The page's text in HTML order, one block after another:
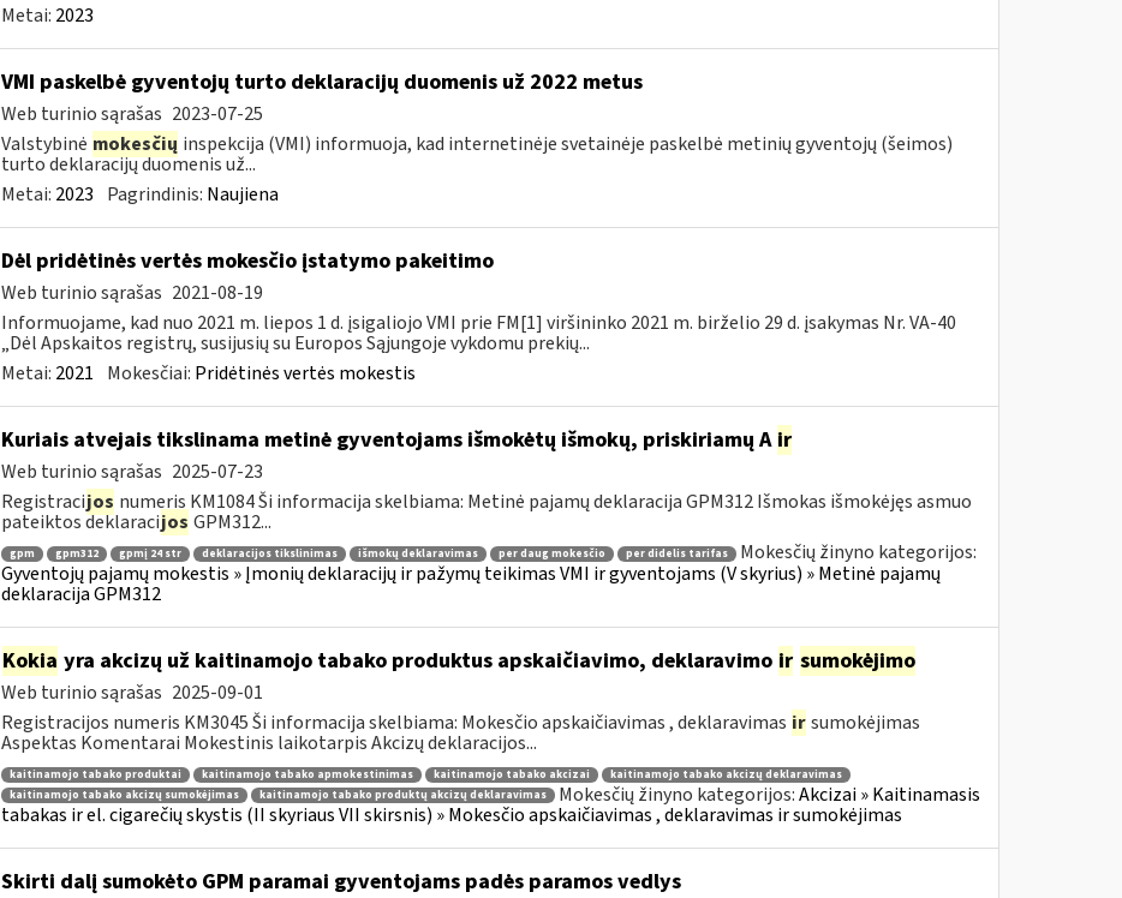
Metai: 2023
VMI paskelbė gyventojų turto deklaracijų duomenis už 2022 metus
Web turinio sąrašas 2023-07-25
Valstybinė mokesčių inspekcija (VMI) informuoja, kad internetinėje svetainėje paskelbė metinių gyventojų (šeimos)
turto deklaracijų duomenis už...
Metai: 2023 Pagrindinis: Naujiena
Dėl pridėtinės vertės mokesčio įstatymo pakeitimo
Web turinio sąrašas 2021-08-19
Informuojame, kad nuo 2021 m. liepos 1 d. įsigaliojo VMI prie FM[1] viršininko 2021 m. birželio 29 d. įsakymas Nr. VA-40
„Dėl Apskaitos registrų, susijusių su Europos Sąjungoje vykdomu prekių...
Metai: 2021 Mokesčiai: Pridėtinės vertės mokestis
Kuriais atvejais tikslinama metinė gyventojams išmokėtų išmokų, priskiriamų A ir
Web turinio sąrašas 2025-07-23
Registracijos numeris KM1084 Ši informacija skelbiama: Metinė pajamų deklaracija GPM312 Išmokas išmokėjęs asmuo
pateiktos deklaracijos GPM312...
gpm gpm312 gpmį 24 str deklaracijos tikslinimas išmokų deklaravimas per daug mokesčio per didelis tarifas
Mokesčių žinyno kategorijos:
Gyventojų pajamų mokestis » Įmonių deklaracijų ir pažymų teikimas VMI ir gyventojams (V skyrius) » Metinė pajamų
deklaracija GPM312
Kokia yra akcizų už kaitinamojo tabako produktus apskaičiavimo, deklaravimo ir sumokėjimo
Web turinio sąrašas 2025-09-01
Registracijos numeris KM3045 Ši informacija skelbiama: Mokesčio apskaičiavimas , deklaravimas ir sumokėjimas
Aspektas Komentarai Mokestinis laikotarpis Akcizų deklaracijos...
kaitinamojo tabako produktai kaitinamojo tabako apmokestinimas kaitinamojo tabako akcizai
kaitinamojo tabako akcizų deklaravimas
kaitinamojo tabako akcizų sumokėjimas
kaitinamojo tabako produktų akcizų deklaravimas Mokesčių žinyno kategorijos:Akcizai » Kaitinamasis
tabakas ir el. cigarečių skystis (II skyriaus VII skirsnis) » Mokesčio apskaičiavimas , deklaravimas ir sumokėjimas
Skirti dalį sumokėto GPM paramai gyventojams padės paramos vedlys